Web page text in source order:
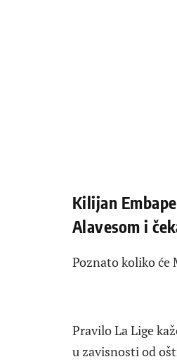
Kilijan
Alavesom i
Poznato koliko će
Pravilo La Lige
u zavisnosti od